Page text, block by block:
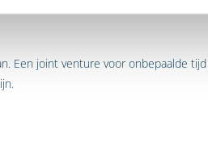
Een joint venture voor onbepaalde